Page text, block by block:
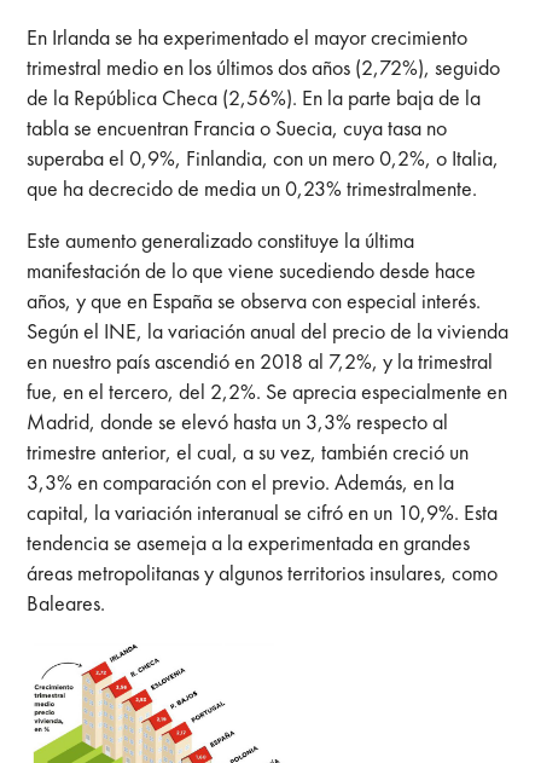
En Irlanda se ha experimentado el mayor crecimiento
trimestral medio en los últimos dos años (2,72%), seguido
de la República Checa (2,56%). En la parte baja de la
tabla se encuentran Francia o Suecia, cuya tasa no
superaba el 0,9%, Finlandia, con un mero 0,2%, o Italia,
que ha decrecido de media un 0,23% trimestralmente.
Este aumento generalizado constituye la última
manifestación de lo que viene sucediendo desde hace
años, y que en España se observa con especial interés.
Según el INE, la variación anual del precio de la vivienda
en nuestro país ascendió en 2018 al 7,2%, y la trimestral
fue, en el tercero, del 2,2%. Se aprecia especialmente en
Madrid, donde se elevó hasta un 3,3% respecto al
trimestre anterior, el cual, a su vez, también creció un
3,3% en comparación con el previo. Además, en la
capital, la variación interanual se cifró en un 10,9%. Esta
tendencia se asemeja a la experimentada en grandes
áreas metropolitanas y algunos territorios insulares, como
Baleares.